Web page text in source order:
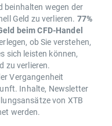
beinhalten wegen der
Geld zu verlieren. 77%
beim CFD-Handel
ob Sie verstehen,
sich leisten können,
zu verlieren.
Vergangenheit
Inhalte, Newsletter
von XTB
werden.